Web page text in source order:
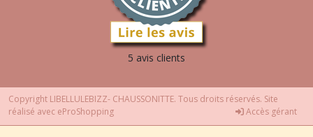
5 avis clients
Copyright LIBELLULEBIZZ- CHAUSSONITTE. Tous droits réservés. Site
réalisé avec eProShopping Accès gérant